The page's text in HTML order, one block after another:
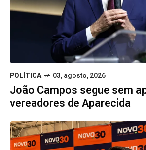
POLÍTICA 03, agosto, 2026
João Campos segue sem
vereadores de Aparecida